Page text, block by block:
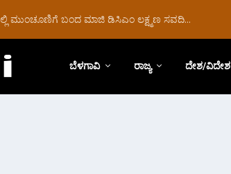
ಮುಂಚೂಣಿಗೆ ಬಂದ ಮಾಜಿ ಡಿಸಿಎಂ ಲಕ್ಷ್ಮಣ ಸವದಿ...
ಬೆಳಗಾವಿ ರಾಜ್ಯ ದೇಶ/ವಿದೇಶ